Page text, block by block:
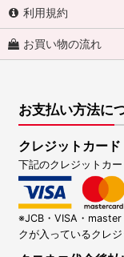
利用規約
お買い物の流れ
お支払い方法に
クレジットカード
下記のクレジットカー
※JCB・VISA・
クが入っているクレ